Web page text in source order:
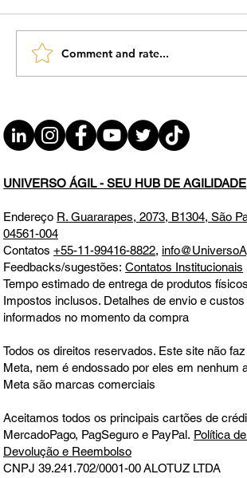
Financeira: Mulheres 40+
Controle das Finanças SEX
Comment and rate...
UNIVERSO ÁGIL - SEU HUB DE AGILIDADE
Endereço R. Guararapes, 2073, B1304, São
04561-004
Contatos+55-11-99416-8822,
Feedbacks/sugestões:Contatos Institucionais
Tempo estimado de entrega de produtos
Impostos inclusos. Detalhes de envio e custos
informados no momento da compra
Todos os direitos reservados. Este site não
Meta, nem é endossado por eles em nenhum
Meta são marcas comerciais
Aceitamos todos os principais cartões de
MercadoPago, PagSeguro e PayPal. Política
Devolução e Reembolso
CNPJ 39.241.702/0001-00ALOTUZ LTDA